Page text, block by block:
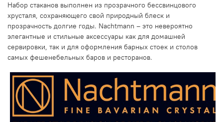
Набор стаканов выполнен из прозрачного бессвинцового
хрусталя, сохраняющего свой природный блеск и
прозрачность долгие годы. Nachtmann – это невероятно
элегантные и стильные аксессуары как для домашней
сервировки, так и для оформления барных стоек и столов
самых фешенебельных баров и ресторанов.